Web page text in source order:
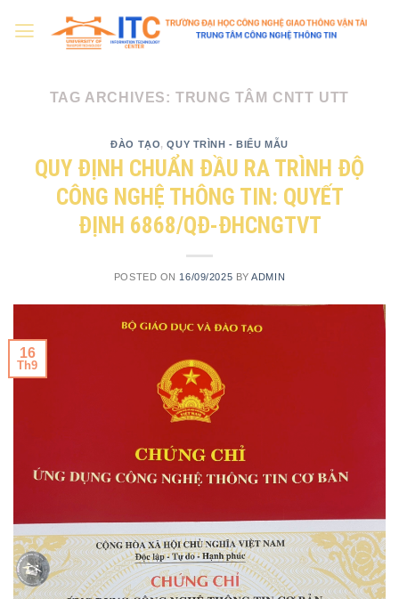
TAG ARCHIVES: TRUNG TÂM CNTT UTT
ĐÀO TẠO,QUY TRÌNH - BIỂU MẪU
QUY ĐỊNH CHUẨN ĐẦU RA TRÌNH ĐỘ
CÔNG NGHỆ THÔNG TIN: QUYẾT
ĐỊNH 6868/QĐ-ĐHCNGTVT
POSTED ON 16/09/2025 BYADMIN
16
Th9